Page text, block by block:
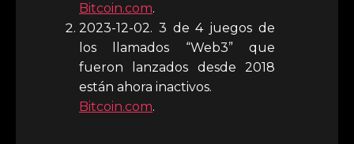
Bitcoin.com.
2023-12-02. 3 de 4 juegos de
los llamados “Web3” que
fueron lanzados desde 2018
están ahora inactivos.
Bitcoin.com.